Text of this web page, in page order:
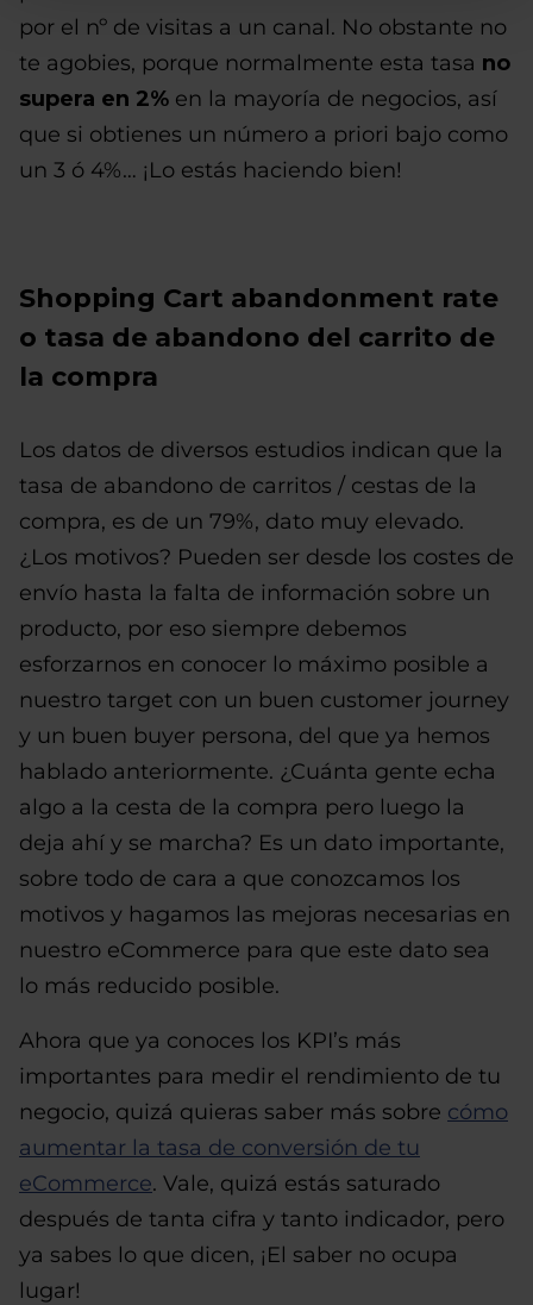
por el nº de visitas a un canal. No obstante no
te agobies, porque normalmente esta tasa no
supera en 2% en la mayoría de negocios, así
que si obtienes un número a priori bajo como
un 3 ó 4%… ¡Lo estás haciendo bien!
Shopping Cart abandonment rate
o tasa de abandono del carrito de
la compra
Los datos de diversos estudios indican que la
tasa de abandono de carritos / cestas de la
compra, es de un 79%, dato muy elevado.
¿Los motivos? Pueden ser desde los costes de
envío hasta la falta de información sobre un
producto, por eso siempre debemos
esforzarnos en conocer lo máximo posible a
nuestro target con un buen customer journey
y un buen buyer persona, del que ya hemos
hablado anteriormente. ¿Cuánta gente echa
algo a la cesta de la compra pero luego la
deja ahí y se marcha? Es un dato importante,
sobre todo de cara a que conozcamos los
motivos y hagamos las mejoras necesarias en
nuestro eCommerce para que este dato sea
lo más reducido posible.
Ahora que ya conoces los KPI’s más
importantes para medir el rendimiento de tu
negocio, quizá quieras saber más sobre cómo
aumentar la tasa de conversión de tu
eCommerce. Vale, quizá estás saturado
después de tanta cifra y tanto indicador, pero
ya sabes lo que dicen, ¡El saber no ocupa
lugar!